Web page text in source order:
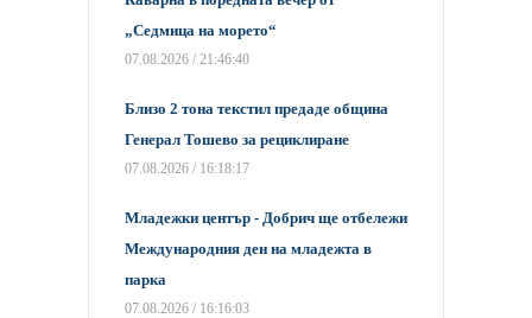
„Седмица на морето“
07.08.2026 / 21:46:40
Близо 2 тона текстил предаде община
Генерал Тошево за рециклиране
07.08.2026 / 16:18:17
Младежки център - Добрич ще отбележи
Международния ден на младежта в
парка
07.08.2026 / 16:16:03